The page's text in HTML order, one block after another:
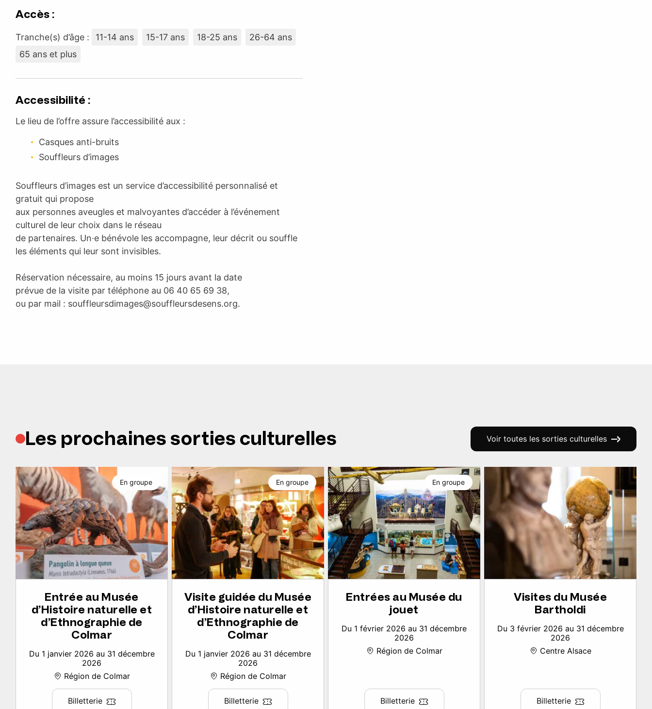
Accès :
Tranche(s) d’âge : 11-14 ans 15-17 ans 18-25 ans
26-64 ans
65 ans et plus
Accessibilité :
Le lieu de l’offre assure l’accessibilité aux :
Casques anti-bruits
Souffleurs d’images
Souffleurs d’images est un service d’accessibilité personnalisé et
gratuit qui propose
aux personnes aveugles et malvoyantes d’accéder à l’événement
culturel de leur choix dans le réseau
de partenaires. Un·e bénévole les accompagne, leur décrit ou souffle
les éléments qui leur sont invisibles.
Réservation nécessaire, au moins 15 jours avant la date
prévue de la visite par téléphone au 06 40 65 69 38,
ou par mail : souffleursdimages@souffleursdesens.org.
Les prochaines sorties culturelles Voir toutes les sorties culturelles
Entrée au Musée
d’Histoire naturelle et
d’Ethnographie de
Colmar
Du 1 janvier 2026 au 31 décembre
2026
Région de Colmar
Billetterie
En groupe
Visite guidée du Musée
d’Histoire naturelle et
d’Ethnographie de
Colmar
Du 1 janvier 2026 au 31 décembre
2026
Région de Colmar
Billetterie
En groupe
Entrées au Musée du
jouet
Du 1 février 2026 au 31 décembre
2026
Région de Colmar
Billetterie
En groupe
Visites du Musée
Bartholdi
Du 3 février 2026 au 31 décembre
2026
Centre Alsace
Billetterie